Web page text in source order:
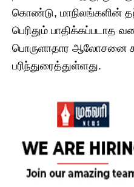
கொண்டு, மாநிலங்களின்
பெரிதும் பாதிக்கப்படாத
பொருளாதார ஆலோசனை
பரிந்துரைத்துள்ளது.